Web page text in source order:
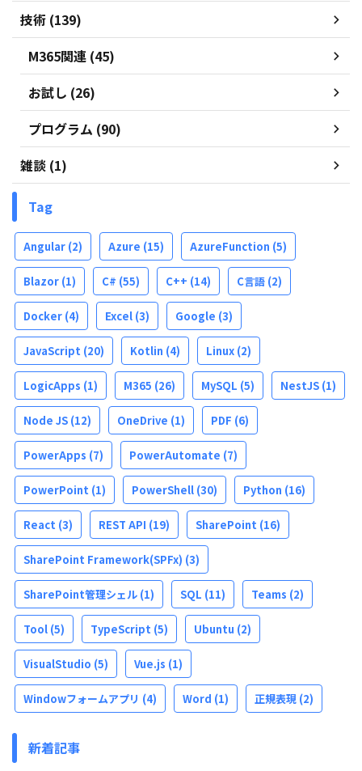
技術 (139)
M365関連 (45)
お試し (26)
プログラム (90)
雑談 (1)
Tag
Angular (2) Azure (15) AzureFunction (5)
Blazor (1) C# (55) C++ (14) C言語 (2)
Docker (4) Excel (3) Google (3)
JavaScript (20) Kotlin (4) Linux (2)
LogicApps (1) M365 (26) MySQL (5) NestJS (1)
Node JS (12) OneDrive (1) PDF (6)
PowerApps (7) PowerAutomate (7)
PowerPoint (1) PowerShell (30) Python (16)
React (3) REST API (19) SharePoint (16)
SharePoint Framework(SPFx) (3)
SharePoint管理シェル (1) SQL (11) Teams (2)
Tool (5) TypeScript (5) Ubuntu (2)
VisualStudio (5) Vue.js (1)
Windowフォームアプリ (4) Word (1) 正規表現 (2)
新着記事